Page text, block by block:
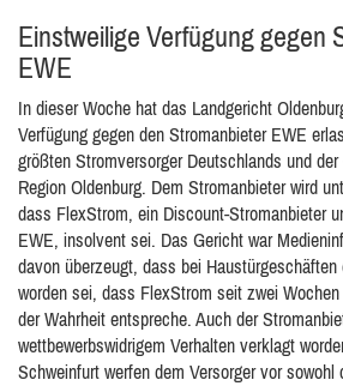
Einstweilige Verfügung gegen
EWE
In dieser Woche hat das Landgericht
Verfügung gegen den Stromanbieter EWE
größten Stromversorger Deutschlands und
Region Oldenburg. Dem Stromanbieter wird
dass FlexStrom, ein Discount-Stromanbieter
EWE, insolvent sei. Das Gericht war
davon überzeugt, dass bei
worden sei, dass FlexStrom seit zwei
der Wahrheit entspreche. Auch der
wettbewerbswidrigem Verhalten verklagt
Schweinfurt werfen dem Versorger vor sowohl